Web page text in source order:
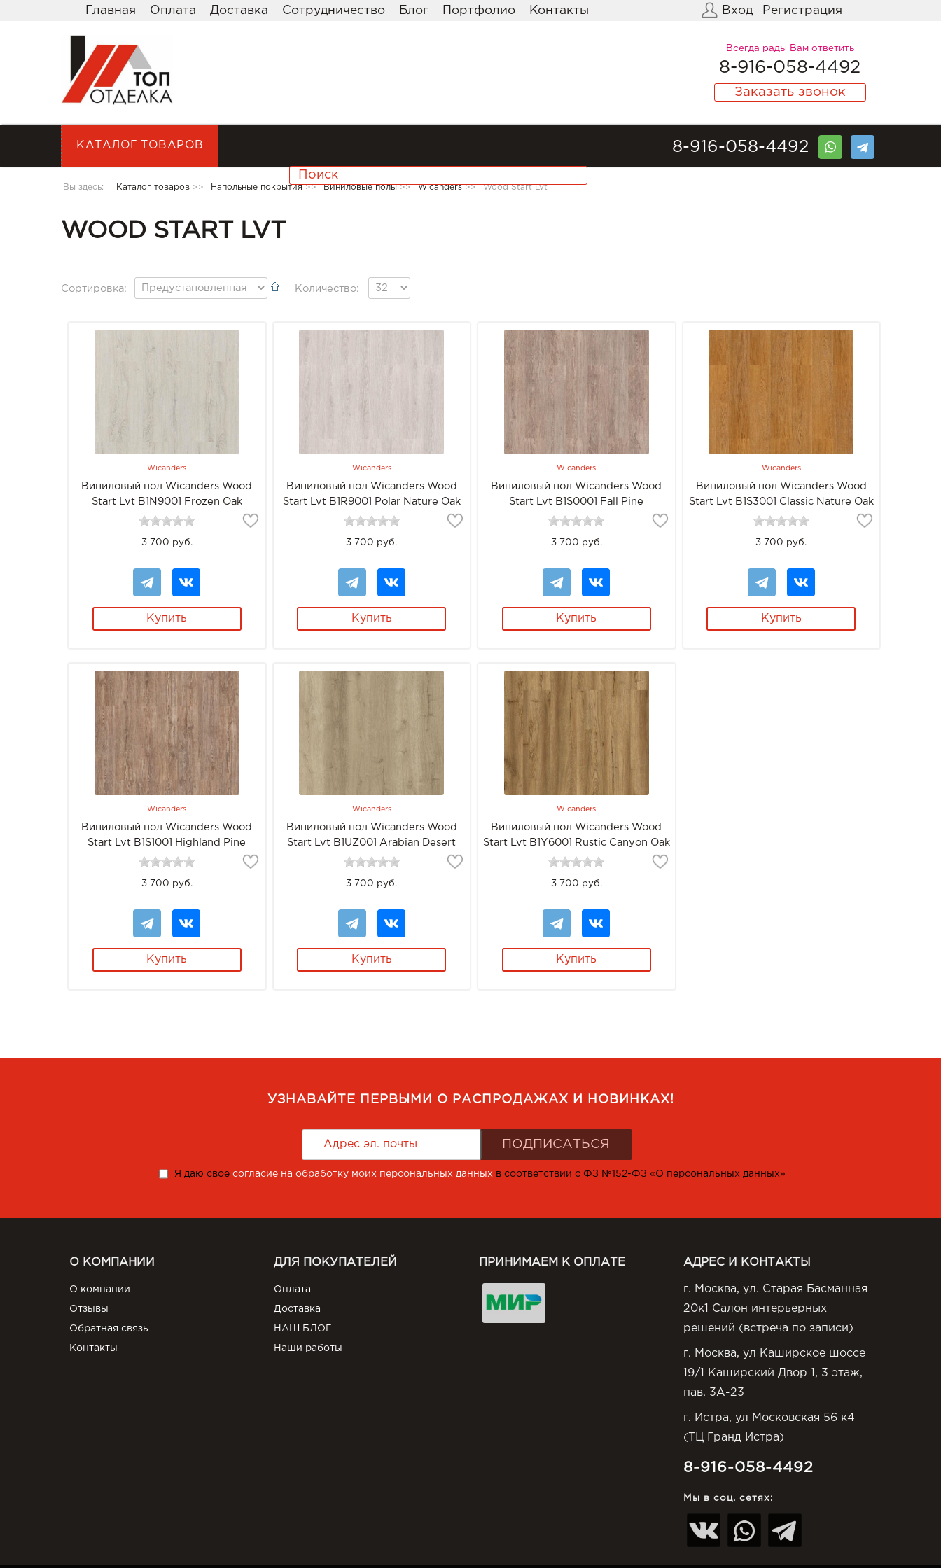
Главная Оплата Доставка Сотрудничество Блог Портфолио Контакты Вход Регистрация
Всегда рады Вам ответить
8-916-058-4492
Заказать звонок
КАТАЛОГ ТОВАРОВ 8-916-058-4492
Вы здесь: Каталог товаров >> Напольные покрытия >> Виниловые полы >> Wicanders >> Wood Start Lvt
WOOD START LVT
Сортировка: Количество:
Wicanders
Виниловый пол Wicanders Wood
Start Lvt B1N9001 Frozen Oak
3 700 руб.
Купить
Wicanders
Виниловый пол Wicanders Wood
Start Lvt B1R9001 Polar Nature Oak
3 700 руб.
Купить
Wicanders
Виниловый пол Wicanders Wood
Start Lvt B1S0001 Fall Pine
3 700 руб.
Купить
Wicanders
Виниловый пол Wicanders Wood
Start Lvt B1S3001 Classic Nature Oak
3 700 руб.
Купить
Wicanders
Виниловый пол Wicanders Wood
Start Lvt B1S1001 Highland Pine
3 700 руб.
Купить
Wicanders
Виниловый пол Wicanders Wood
Start Lvt B1UZ001 Arabian Desert
Oak
3 700 руб.
Купить
Wicanders
Виниловый пол Wicanders Wood
Start Lvt B1Y6001 Rustic Canyon Oak
3 700 руб.
Купить
УЗНАВАЙТЕ ПЕРВЫМИ О РАСПРОДАЖАХ И НОВИНКАХ!
Я даю свое согласие на обработку моих персональных данных в соответствии с ФЗ №152-ФЗ «О персональных данных»
О КОМПАНИИ
О компании
Отзывы
Обратная связь
Контакты
ДЛЯ ПОКУПАТЕЛЕЙ
Оплата
Доставка
НАШ БЛОГ
Наши работы
ПРИНИМАЕМ К ОПЛАТЕ АДРЕС И КОНТАКТЫ
г. Москва, ул. Старая Басманная
20к1 Салон интерьерных
решений (встреча по записи)
г. Москва, ул Каширское шоссе
19/1 Каширский Двор 1, 3 этаж,
пав. 3А-23
г. Истра, ул Московская 56 к4
(ТЦ Гранд Истра)
8-916-058-4492
Мы в соц. сетях: